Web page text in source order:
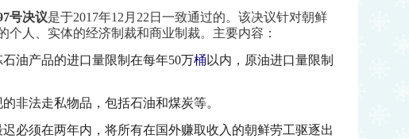
号决议是于2017年12月22日一致通过的。该决议针对朝鲜
个人、实体的经济制裁和商业制裁。主要内容：
油产品的进口量限制在每年50万桶 以内，原油进口量限制
非法走私物品，包括石油和煤炭等。
必须在两年内，将所有在国外赚取收入的朝鲜劳工驱逐出